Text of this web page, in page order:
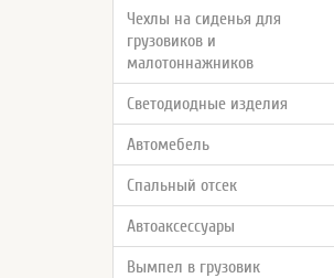
Чехлы на сиденья для
грузовиков и
малотоннажников
Светодиодные изделия
Автомебель
Спальный отсек
Автоаксессуары
Вымпел в грузовик